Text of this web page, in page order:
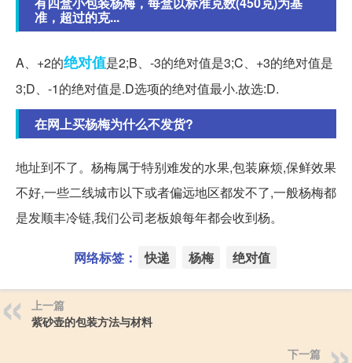
准，超过的克...
A、+2的绝对值是2;B、-3的绝对值是3;C、+3的绝对值是
3;D、-1的绝对值是.D选项的绝对值最小.故选:D.
在网上买杨梅为什么不发货?
地址到不了。杨梅属于特别难发的水果,包装麻烦,保鲜效果
不好,一些二线城市以下或者偏远地区都发不了,一般杨梅都
是发顺丰冷链,我们公司老板娘每年都会收到杨。
网络标签： 快递 杨梅 绝对值
上一篇
紫砂壶的包装方法与材料
下一篇